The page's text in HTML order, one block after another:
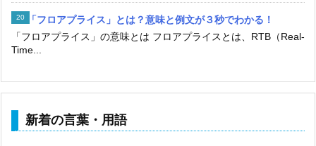
「フロアプライス」とは？意味と例文が３秒でわかる！
「フロアプライス」の意味とは フロアプライスとは、RTB（Real-
Time...
新着の言葉・用語